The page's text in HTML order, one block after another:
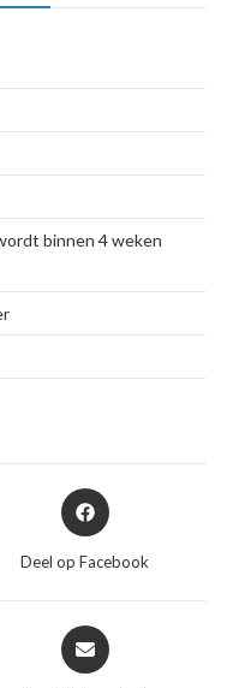
binnen 4 weken
Opent
in
nieuw
Deel op Facebook
Opent
in